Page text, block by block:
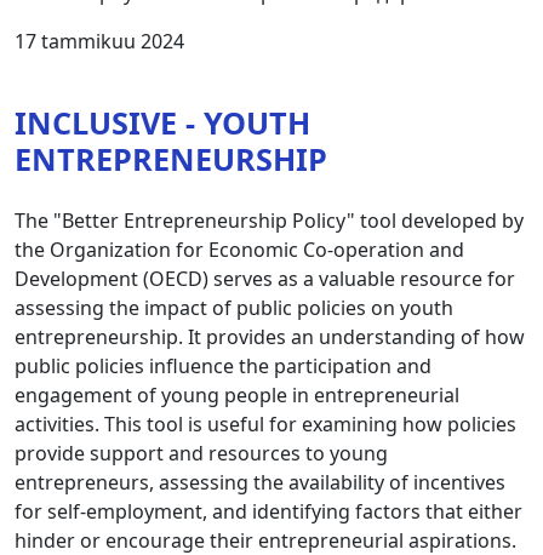
17 tammikuu 2024
INCLUSIVE - YOUTH
ENTREPRENEURSHIP
The "Better Entrepreneurship Policy" tool developed by
the Organization for Economic Co-operation and
Development (OECD) serves as a valuable resource for
assessing the impact of public policies on youth
entrepreneurship. It provides an understanding of how
public policies influence the participation and
engagement of young people in entrepreneurial
activities. This tool is useful for examining how policies
provide support and resources to young
entrepreneurs, assessing the availability of incentives
for self-employment, and identifying factors that either
hinder or encourage their entrepreneurial aspirations.